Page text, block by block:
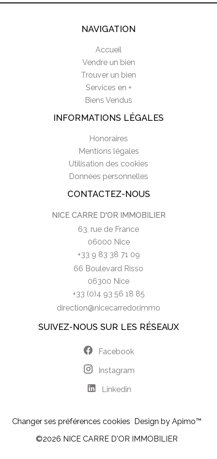
NAVIGATION
Accueil
Vendre un bien
Trouver un bien
Services en +
Biens Vendus
INFORMATIONS LÉGALES
Honoraires
Mentions légales
Utilisation des cookies
Données personnelles
CONTACTEZ-NOUS
NICE CARRE D'OR IMMOBILIER
63, rue de France
06000 Nice
+33 9 83 38 71 09
66 Boulevard Risso
06300 Nice
+33 (0)4 93 56 18 85
direction@nicecarredor.immo
SUIVEZ-NOUS SUR LES RÉSEAUX
Facebook
Instagram
Linkedin
Changer ses préférences cookies Design by Apimo™
©2026 NICE CARRE D'OR IMMOBILIER